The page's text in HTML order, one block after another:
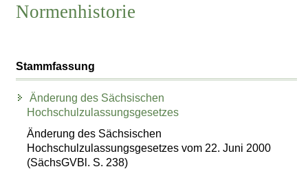
Normenhistorie
Stammfassung
Änderung des Sächsischen
Hochschulzulassungsgesetzes
Änderung des Sächsischen
Hochschulzulassungsgesetzes vom 22. Juni 2000
(SächsGVBl. S. 238)